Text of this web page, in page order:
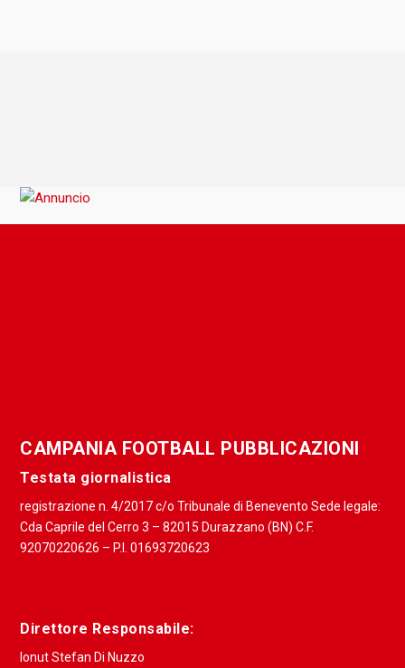
CAMPANIA FOOTBALL PUBBLICAZIONI
Testata giornalistica
registrazione n. 4/2017 c/o Tribunale di Benevento Sede legale:
Cda Caprile del Cerro 3 – 82015 Durazzano (BN) C.F.
92070220626 – P.I. 01693720623
Direttore Responsabile:
Ionut Stefan Di Nuzzo